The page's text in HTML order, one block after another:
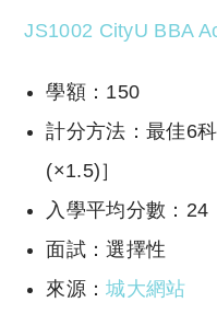
JS1002 CityU BBA
學額：150
計分方法：最佳6
(×1.5)］
入學平均分數：24
面試：選擇性
來源：城大網站